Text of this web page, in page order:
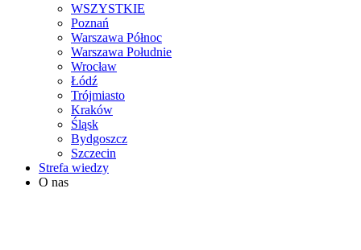
WSZYSTKIE
Poznań
Warszawa Północ
Warszawa Południe
Wrocław
Łódź
Trójmiasto
Kraków
Śląsk
Bydgoszcz
Szczecin
Strefa wiedzy
O nas